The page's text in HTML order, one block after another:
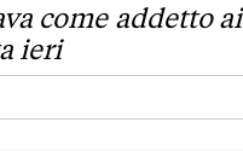
come addetto
ieri